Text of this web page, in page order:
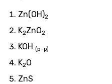
Zn(OH)2
K2ZnO2
KOH (p-p)
K2O
ZnS